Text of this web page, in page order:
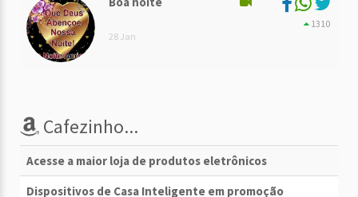
28 Jan
1310
Cafezinho...
Acesse a maior loja de produtos eletrônicos
Dispositivos de Casa Inteligente em promoção